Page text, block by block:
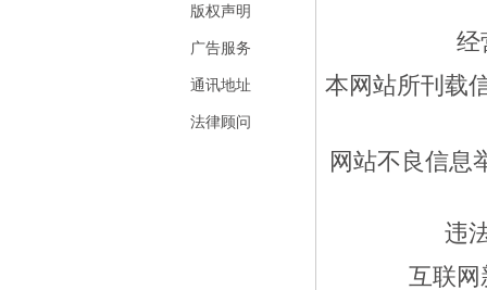
版权声明
广告服务
通讯地址
法律顾问
经
本网站所刊载
网站不良信息
违
互联网